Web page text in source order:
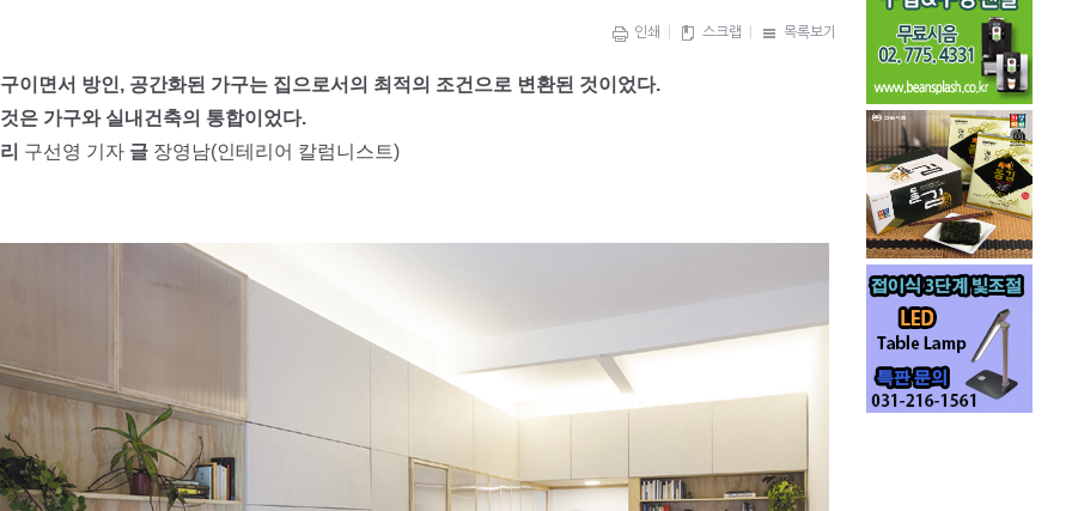
인쇄 스크랩 목록보기
이면서 방인, 공간화된 가구는 집으로서의 최적의 조건으로 변환된 것이었다.
은 가구와 실내건축의 통합이었다.
구선영 기자 글 장영남(인테리어 칼럼니스트)